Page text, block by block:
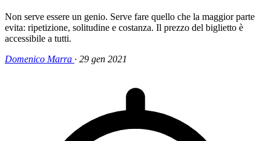
Non serve essere un genio. Serve fare quello che la maggior parte
evita: ripetizione, solitudine e costanza. Il prezzo del biglietto è
accessibile a tutti.
Domenico Marra · 29 gen 2021